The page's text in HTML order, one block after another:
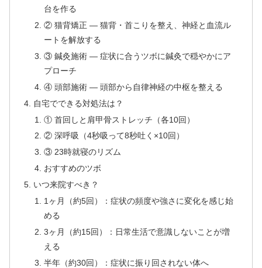
台を作る
② 猫背矯正 — 猫背・首こりを整え、神経と血流ル
ートを解放する
③ 鍼灸施術 — 症状に合うツボに鍼灸で穏やかにア
プローチ
④ 頭部施術 — 頭部から自律神経の中枢を整える
自宅でできる対処法は？
① 首回しと肩甲骨ストレッチ（各10回）
② 深呼吸（4秒吸って8秒吐く×10回）
③ 23時就寝のリズム
おすすめのツボ
いつ来院すべき？
1ヶ月（約5回）：症状の頻度や強さに変化を感じ始
める
3ヶ月（約15回）：日常生活で意識しないことが増
える
半年（約30回）：症状に振り回されない体へ